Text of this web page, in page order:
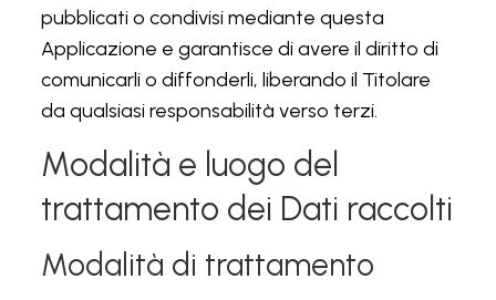
pubblicati o condivisi mediante questa
Applicazione e garantisce di avere il diritto di
comunicarli o diffonderli, liberando il Titolare
da qualsiasi responsabilità verso terzi.
Modalità e luogo del
trattamento dei Dati raccolti
Modalità di trattamento